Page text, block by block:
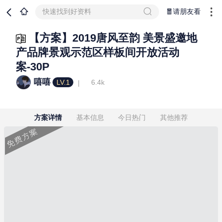
快速找到好资料 🧧请朋友看
【方案】2019唐风至韵 美景盛邀地
产品牌景观示范区样板间开放活动
案-30P
嘻嘻 LV.1 6.4k
方案详情 基本信息 今日热门 其他推荐